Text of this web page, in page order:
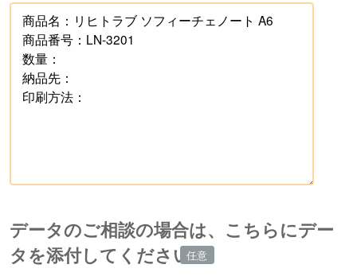
データのご相談の場合は、こちらにデー
タを添付してください